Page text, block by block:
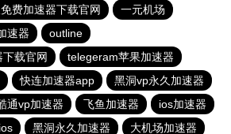
费加速器下载官网
一元机场
速器
outline
载官网
telegeram苹果加速器
快连加速器app
黑洞vp永久加速器
通vp加速器 飞鱼加速器
ios加速器
黑洞永久加速器 大机场加速器